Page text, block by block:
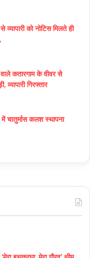
को नोटिस मिलते ही
कतारगाम के वीवर से
गिरफ्तार
चातुर्मास कलश स्थापना